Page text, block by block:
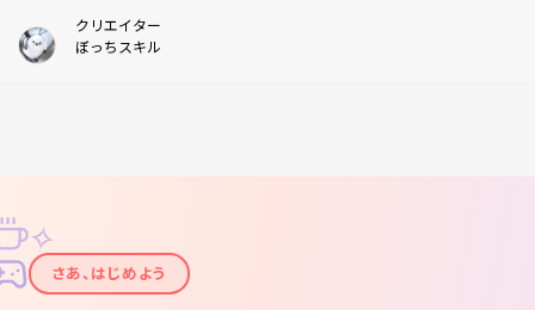
クリエイター
ぼっちスキル
✦
✧
さあ、はじめよう